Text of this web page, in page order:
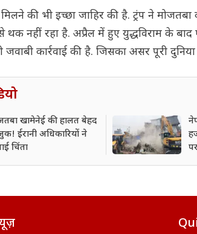
की भी इच्छा जाहिर की है. ट्रंप ने
थक नहीं रहा है. अप्रैल में हुए युद्धविराम के
कार्रवाई की है. जिसका असर पूरी
खामेनेई की हालत बेहद
ईरानी अधिकारियों ने
चिंता